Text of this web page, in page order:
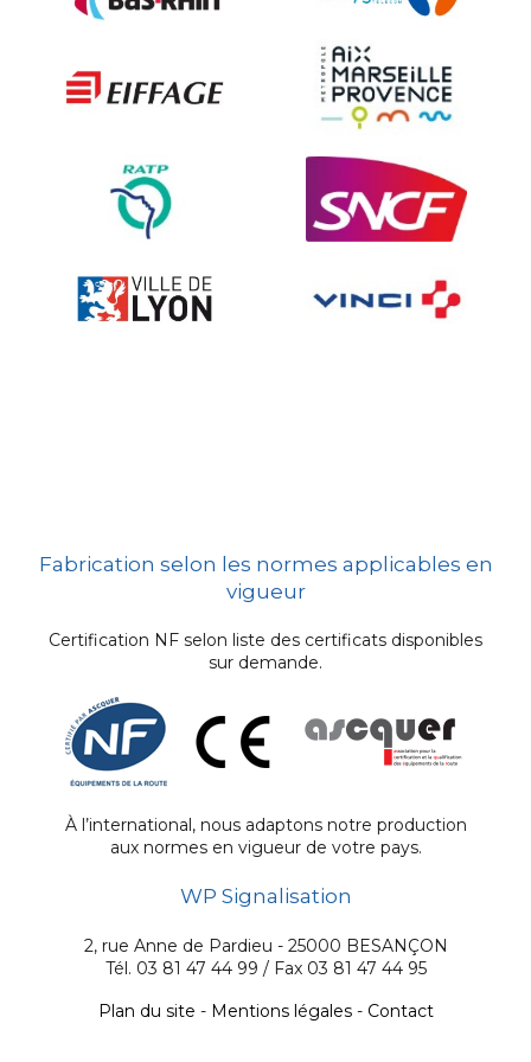
Les techniques de dissuasion
Ville fleurie, village fleuri
Signalisation embarquée
Fabrication selon les normes applicables en
vigueur
Certification NF selon liste des certificats disponibles
sur demande.
À l’international, nous adaptons notre production
aux normes en vigueur de votre pays.
WP Signalisation
2, rue Anne de Pardieu - 25000 BESANÇON
Tél. 03 81 47 44 99 / Fax 03 81 47 44 95
Plan du site - Mentions légales- Contact